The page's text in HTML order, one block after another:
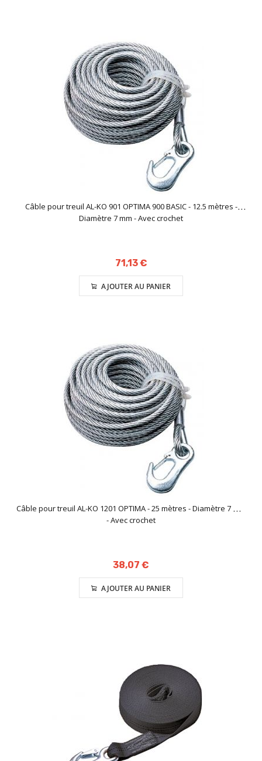
Câble pour treuil AL-KO 901 OPTIMA 900 BASIC - 12.5 mètres -
Diamètre 7 mm - Avec crochet
71,13 €
AJOUTER AU PANIER
Câble pour treuil AL-KO 1201 OPTIMA - 25 mètres - Diamètre 7 mm
- Avec crochet
38,07 €
AJOUTER AU PANIER